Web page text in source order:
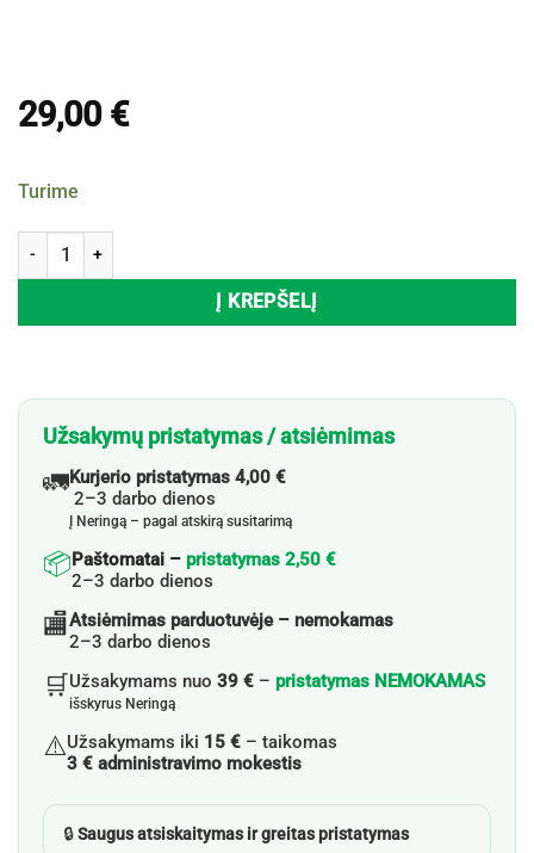
29,00 €
Turime
produkto kiekis: Šampūnas su argano ir moringų aliejumi CHI Argan
Į KREPŠELĮ
Užsakymų pristatymas / atsiėmimas
🚛Kurjerio pristatymas 4,00 €
2–3 darbo dienos
Į Neringą – pagal atskirą susitarimą
📦Paštomatai – pristatymas 2,50 €
2–3 darbo dienos
🏬Atsiėmimas parduotuvėje – nemokamas
2–3 darbo dienos
🛒Užsakymams nuo 39 € – pristatymas NEMOKAMAS
išskyrus Neringą
⚠️Užsakymams iki 15 € – taikomas
3 € administravimo mokestis
🔒Saugus atsiskaitymas ir greitas pristatymas